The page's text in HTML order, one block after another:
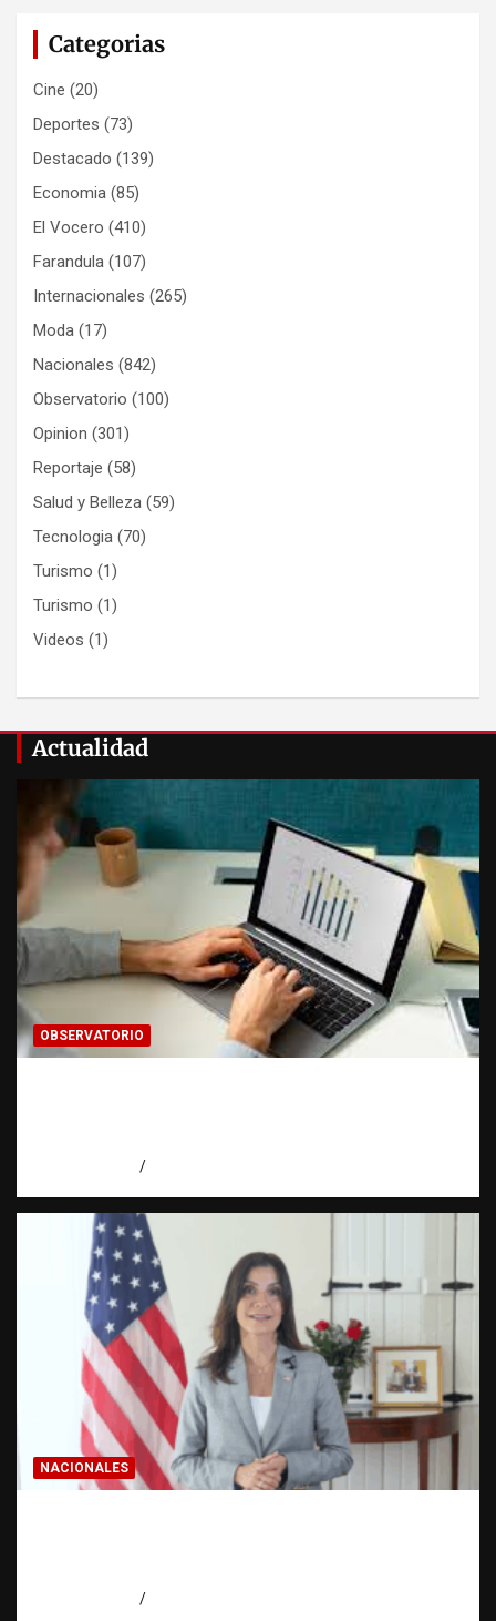
Categorias
Cine (20)
Deportes (73)
Destacado (139)
Economia (85)
El Vocero (410)
Farandula (107)
Internacionales (265)
Moda (17)
Nacionales (842)
Observatorio (100)
Opinion (301)
Reportaje (58)
Salud y Belleza (59)
Tecnologia (70)
Turismo (1)
Turismo (1)
Videos (1)
Actualidad
OBSERVATORIO
NACIONALES